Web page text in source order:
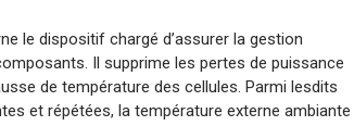
le dispositif chargé d’assurer la gestion
Il supprime les pertes de puissance
de température des cellules. Parmi lesdits
et répétées, la température externe ambiante